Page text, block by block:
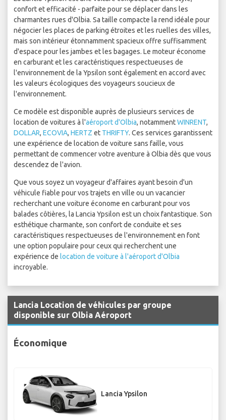
confort et efficacité - parfaite pour se déplacer dans les
charmantes rues d'Olbia. Sa taille compacte la rend idéale pour
négocier les places de parking étroites et les ruelles des villes,
mais son intérieur étonnamment spacieux offre suffisamment
d'espace pour les jambes et les bagages. Le moteur économe
en carburant et les caractéristiques respectueuses de
l'environnement de la Ypsilon sont également en accord avec
les valeurs écologiques des voyageurs soucieux de
l'environnement.
Ce modèle est disponible auprès de plusieurs services de
location de voitures à l'aéroport d'Olbia, notammentWINRENT,
DOLLAR, ECOVIA, HERTZ et THRIFTY. Ces services garantissent
une expérience de location de voiture sans faille, vous
permettant de commencer votre aventure à Olbia dès que vous
descendez de l'avion.
Que vous soyez un voyageur d'affaires ayant besoin d'un
véhicule fiable pour vos trajets en ville ou un vacancier
recherchant une voiture économe en carburant pour vos
balades côtières, la Lancia Ypsilon est un choix fantastique. Son
esthétique charmante, son confort de conduite et ses
caractéristiques respectueuses de l'environnement en font
une option populaire pour ceux qui recherchent une
expérience de location de voiture à l'aéroport d'Olbia
incroyable.
Lancia Location de véhicules par groupe
disponible sur Olbia Aéroport
Économique
Lancia Ypsilon